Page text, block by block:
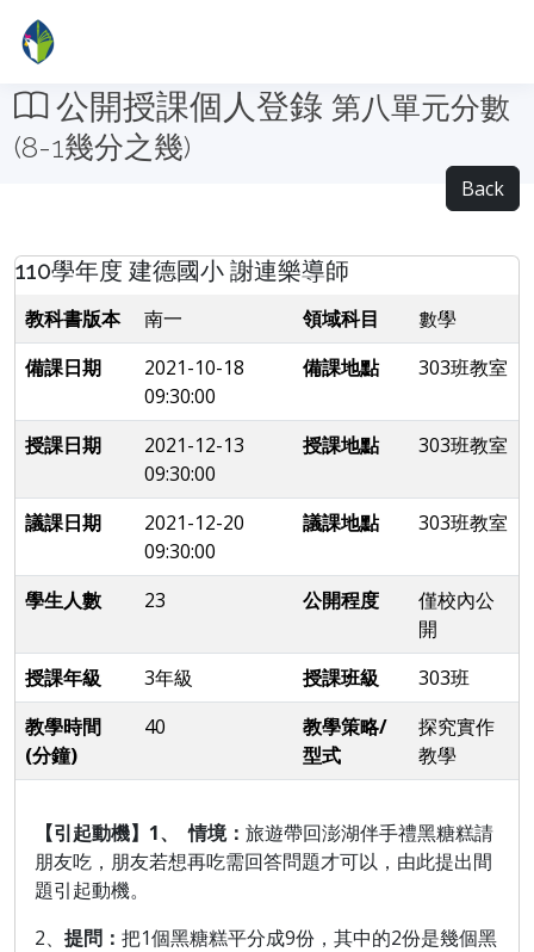
公開授課個人登錄 第八單元分數
(8-1幾分之幾)
Back
110學年度 建德國小 謝連樂導師
教科書版本 南一 領域科目
數學
備課日期
2021-10-18
09:30:00
備課地點 303班教室
授課日期
2021-12-13
09:30:00
授課地點 303班教室
議課日期
2021-12-20
09:30:00
議課地點 303班教室
學生人數 23 公開程度
僅校內公
開
授課年級
3年級 授課班級
303班
教學時間
(分鐘)
40
教學策略/
型式
探究實作
教學
【引起動機】 1、 情境： 旅遊帶回澎湖伴手禮黑糖糕請
朋友吃，朋友若想再吃需回答問題才可以，由此提出間
題引起動機。
2、 提問： 把1個黑糖糕平分成9份，其中的2份是幾個黑